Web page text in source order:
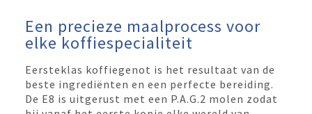
Een precieze maalprocess voor
elke koffiespecialiteit
Eersteklas koffiegenot is het resultaat van de
beste ingrediënten en een perfecte bereiding.
De E8 is uitgerust met een P.A.G.2 molen zodat